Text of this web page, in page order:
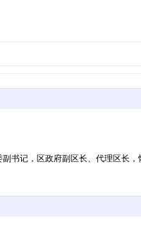
书记，区政府副区长、代理区长